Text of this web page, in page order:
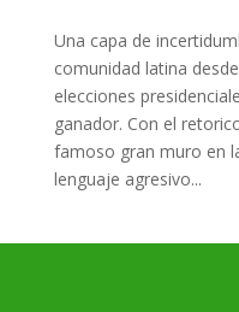
Una capa de
comunidad latina
elecciones
ganador. Con el
famoso gran muro en
lenguaje agresivo...